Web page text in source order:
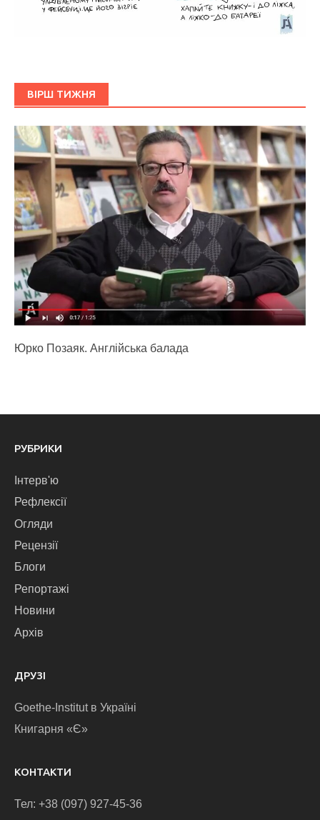
ВІРШ ТИЖНЯ
Юрко Позаяк. Англійська балада
РУБРИКИ
Інтерв'ю
Рефлексії
Огляди
Рецензії
Блоги
Репортажі
Новини
Архів
ДРУЗІ
Goethe-Institut в Україні
Книгарня «Є»
КОНТАКТИ
Тел: +38 (097) 927-45-36